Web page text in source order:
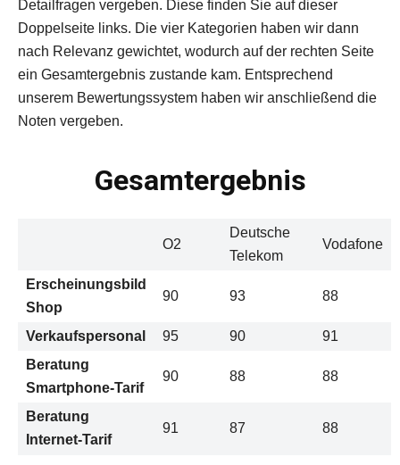
Detailfragen vergeben. Diese finden Sie auf dieser
Doppelseite links. Die vier Kategorien haben wir dann
nach Relevanz gewichtet, wodurch auf der rechten Seite
ein Gesamtergebnis zustande kam. Entsprechend
unserem Bewertungssystem haben wir anschließend die
Noten vergeben.
Gesamtergebnis
O2
Deutsche
Telekom
Vodafone
Erscheinungsbild
Shop
90 93 88
Verkaufspersonal 95 90
91
Beratung
Smartphone-Tarif
90 88 88
Beratung
Internet-Tarif
91 87 88